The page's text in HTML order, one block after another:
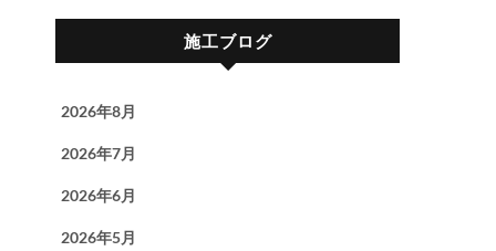
施工ブログ
2026年8月
2026年7月
2026年6月
2026年5月